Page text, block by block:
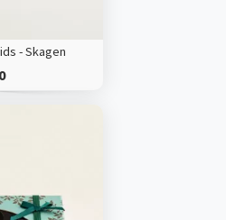
- Skagen